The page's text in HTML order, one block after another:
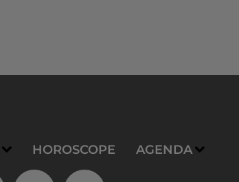
HOROSCOPE AGENDA